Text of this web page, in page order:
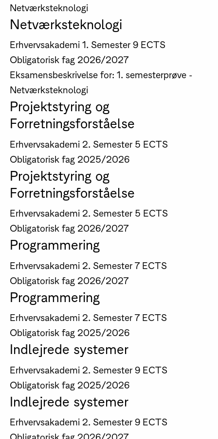
Netværksteknologi
Netværksteknologi
Erhvervsakademi 1. Semester 9 ECTS
Obligatorisk fag 2026/2027
Eksamensbeskrivelse for: 1. semesterprøve -
Netværksteknologi
Projektstyring og
Forretningsforståelse
Erhvervsakademi 2. Semester 5 ECTS
Obligatorisk fag 2025/2026
Projektstyring og
Forretningsforståelse
Erhvervsakademi 2. Semester 5 ECTS
Obligatorisk fag 2026/2027
Programmering
Erhvervsakademi 2. Semester 7 ECTS
Obligatorisk fag 2026/2027
Programmering
Erhvervsakademi 2. Semester 7 ECTS
Obligatorisk fag 2025/2026
Indlejrede systemer
Erhvervsakademi 2. Semester 9 ECTS
Obligatorisk fag 2025/2026
Indlejrede systemer
Erhvervsakademi 2. Semester 9 ECTS
Obligatorisk fag 2026/2027